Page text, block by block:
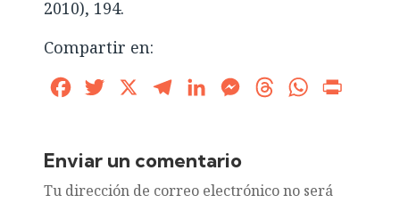
2010), 194.
Compartir en:
FacebookTwitter TelegramLinkedInMessengerThreadsWhatsApp
Enviar un comentario
Tu dirección de correo electrónico no será